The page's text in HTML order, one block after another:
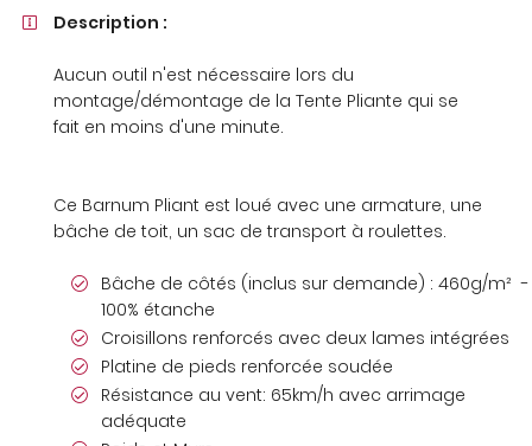
Newsletter à recevoir
En cochant cette case, vous consentez à recevoir nos propositions
commerciales à l'adresse email indiqué ci-dessus. Vous pouvez vous
INSCRIPTION
 Description :
Aucun outil n'est nécessaire lors du
montage/démontage de la Tente Pliante qui se
fait en moins d'une minute.
Ce Barnum Pliant est loué avec une armature, une
bâche de toit, un sac de transport à roulettes.
Bâche de côtés (inclus sur demande) : 460g/m² -
100% étanche
Croisillons renforcés avec deux lames intégrées
Platine de pieds renforcée soudée
Résistance au vent: 65km/h avec arrimage
adéquate